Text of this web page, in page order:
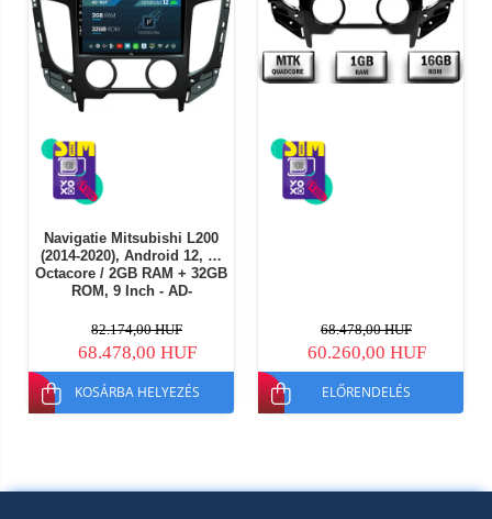
Navigatie Mitsubishi L200
(2014-2020), Android 12, P-
Octacore / 2GB RAM + 32GB
ROM, 9 Inch - AD-
82.174,00 HUF
68.478,00 HUF
KOSÁRBA HELYEZÉS
68.478,00 HUF
60.260,00 HUF
ELŐRENDELÉS